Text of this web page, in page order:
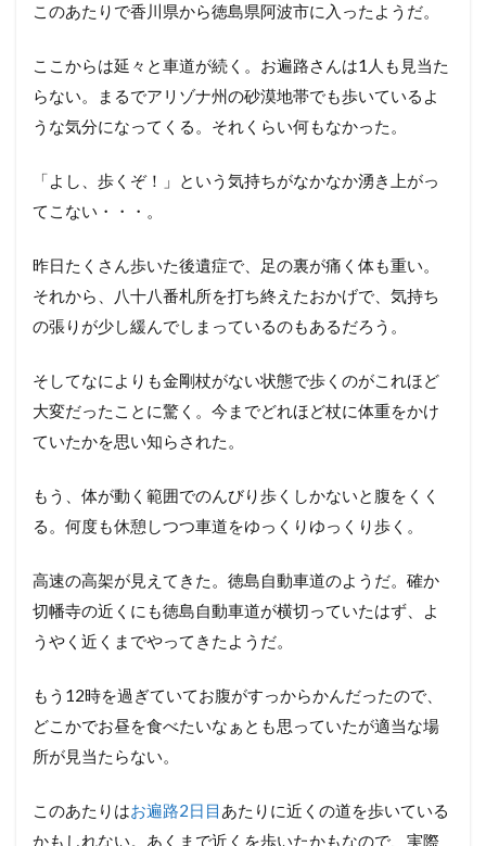
このあたりで香川県から徳島県阿波市に入ったようだ。
ここからは延々と車道が続く。お遍路さんは1人も見当た
らない。まるでアリゾナ州の砂漠地帯でも歩いているよ
うな気分になってくる。それくらい何もなかった。
「よし、歩くぞ！」という気持ちがなかなか湧き上がっ
てこない・・・。
昨日たくさん歩いた後遺症で、足の裏が痛く体も重い。
それから、八十八番札所を打ち終えたおかげで、気持ち
の張りが少し緩んでしまっているのもあるだろう。
そしてなによりも金剛杖がない状態で歩くのがこれほど
大変だったことに驚く。今までどれほど杖に体重をかけ
ていたかを思い知らされた。
もう、体が動く範囲でのんびり歩くしかないと腹をくく
る。何度も休憩しつつ車道をゆっくりゆっくり歩く。
高速の高架が見えてきた。徳島自動車道のようだ。確か
切幡寺の近くにも徳島自動車道が横切っていたはず、よ
うやく近くまでやってきたようだ。
もう12時を過ぎていてお腹がすっからかんだったので、
どこかでお昼を食べたいなぁとも思っていたが適当な場
所が見当たらない。
このあたりはお遍路2日目 あたりに近くの道を歩いている
かもしれない。あくまで近くを歩いたかもなので、実際